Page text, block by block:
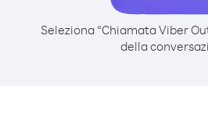
Seleziona “Chiamata Viber
della